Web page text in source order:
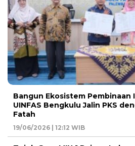
Bangun Ekosistem Pembinaan
UINFAS Bengkulu Jalin PKS
Fatah
19/06/2026 | 12:12 WIB